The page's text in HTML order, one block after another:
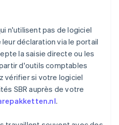
n'utilisent pas de logiciel
déclaration via le portail
la saisie directe ou les
d'outils comptables
vérifier si votre logiciel
SBR auprès de votre
.